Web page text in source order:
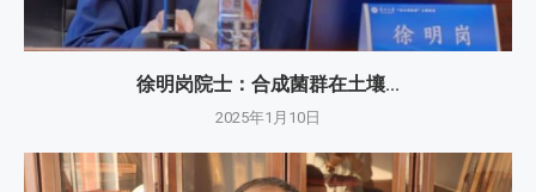
徐明岗院士：​合成菌群在土壤...
2025年1月10日